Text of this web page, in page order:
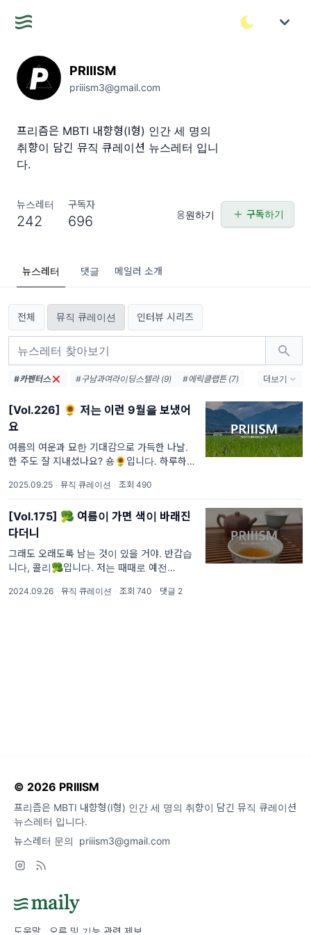
PRIIISM
priiism3@gmail.com
프리즘은 MBTI 내향형(I형) 인간 세 명의
취향이 담긴 뮤직 큐레이션 뉴스레터 입니
다.
뉴스레터
242
구독자
696 응원하기 구독하기
뉴스레터 댓글 메일러 소개
전체 뮤직 큐레이션 인터뷰 시리즈
#카펜터스 #구남과여라이딩스텔라 (9)
#에릭클랩튼 (7)
#존메이어 (5)
#이승열 (5)
#데이빗보위 (5)
#이소라 (5)
#블러 (5)
#씨피카 (5)
#콜드플레이 (4)
#한로로 (4)
#윤석철트리오 (4)
더보기
[Vol.226] 🌻 저는 이런 9월을 보냈어
요
여름의 여운과 묘한 기대감으로 가득한 나날.
한 주도 잘 지내셨나요? 숑🌻입니다. 하루하루
마자 설핏 볼에 닿는 바람이 선선할 때, 문득 올
려다 본 하늘이 유난히 푸르를 때 희망과
2025.09.25 · 뮤직 큐레이션 · 조회 490
[Vol.175] 🥦 여름이 가면 색이 바래진
다더니
그래도 오래도록 남는 것이 있을 거야. 반갑습
니다, 콜리🥦입니다. 저는 때때로 예전
야길 담을까?', '예전에 뭐라고 썼지?'하는 생각
2024.09.26 · 뮤직 큐레이션 · 조회 740 · 댓글 2
© 2026 PRIIISM
프리즘은 MBTI 내향형(I형) 인간 세 명의 취향이 담긴 뮤직 큐레이션
뉴스레터 입니다.
뉴스레터 문의
priiism3@gmail.com
도움말 오류 및 기능 관련 제보